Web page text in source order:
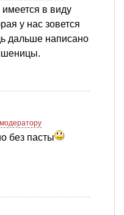
в виду
у нас зовется
дальше написано
без пасты